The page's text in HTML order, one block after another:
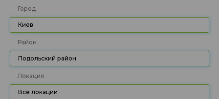
Город
Киев
Район
Подольский район
Локация
Все локации